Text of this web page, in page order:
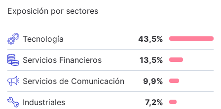
Exposición por sectores
Tecnología 43,5%
Servicios Financieros 13,5%
Servicios de Comunicación 9,9%
Industriales 7,2%